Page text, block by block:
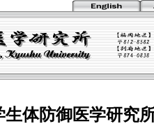
体防御医学研究